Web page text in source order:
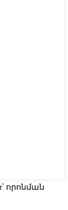
որոնման